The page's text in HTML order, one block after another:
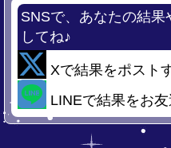
SNSで、あなたの結
してね♪
Xで結果をポスト
LINEで結果をお